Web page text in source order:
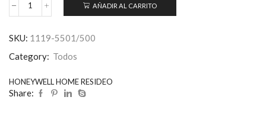
AÑADIR AL CARRITO
SKU: 1119-5501/500
Category: Todos
HONEYWELL HOME RESIDEO
Share: